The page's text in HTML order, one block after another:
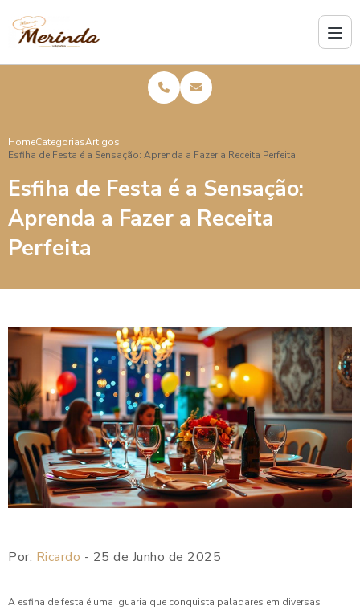
HomeCategoriasArtigos
Esfiha de Festa é a Sensação: Aprenda a Fazer a Receita Perfeita
Esfiha de Festa é a Sensação:
Aprenda a Fazer a Receita
Perfeita
Por: Ricardo - 25 de Junho de 2025
A esfiha de festa é uma iguaria que conquista paladares em diversas